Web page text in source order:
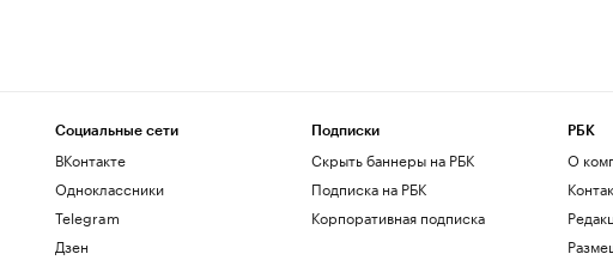
Социальные сети
ВКонтакте
Одноклассники
Telegram
Дзен
Подписки
Скрыть баннеры на РБК
Подписка на РБК
Корпоративная подписка
РБК
О